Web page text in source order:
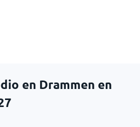
en Drammen en